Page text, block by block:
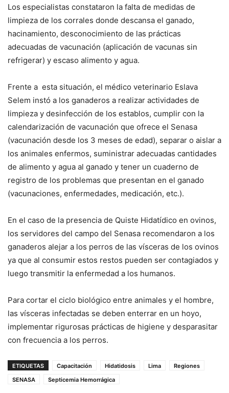
Los especialistas constataron la falta de medidas de
limpieza de los corrales donde descansa el ganado,
hacinamiento, desconocimiento de las prácticas
adecuadas de vacunación (aplicación de vacunas sin
refrigerar) y escaso alimento y agua.
Frente a esta situación, el médico veterinario Eslava
Selem instó a los ganaderos a realizar actividades de
limpieza y desinfección de los establos, cumplir con la
calendarización de vacunación que ofrece el Senasa
(vacunación desde los 3 meses de edad), separar o aislar a
los animales enfermos, suministrar adecuadas cantidades
de alimento y agua al ganado y tener un cuaderno de
registro de los problemas que presentan en el ganado
(vacunaciones, enfermedades, medicación, etc.).
En el caso de la presencia de Quiste Hidatídico en ovinos,
los servidores del campo del Senasa recomendaron a los
ganaderos alejar a los perros de las vísceras de los ovinos
ya que al consumir estos restos pueden ser contagiados y
luego transmitir la enfermedad a los humanos.
Para cortar el ciclo biológico entre animales y el hombre,
las vísceras infectadas se deben enterrar en un hoyo,
implementar rigurosas prácticas de higiene y desparasitar
con frecuencia a los perros.
ETIQUETAS Capacitación Hidatidosis Lima
Regiones
SENASA
Septicemia Hemorrágica